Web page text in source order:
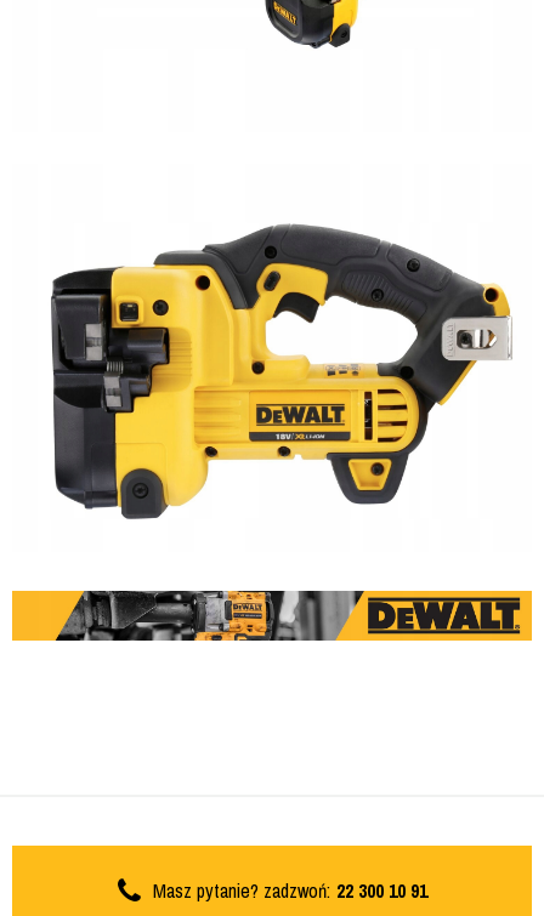
Masz pytanie? zadzwoń: 22 300 10 91